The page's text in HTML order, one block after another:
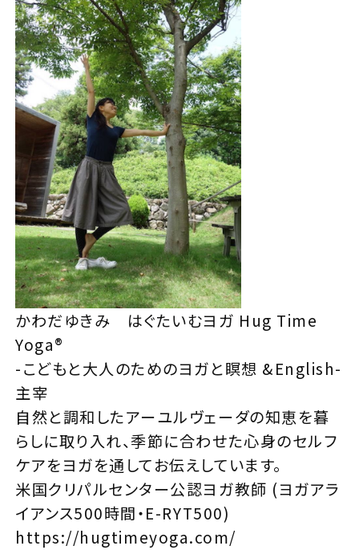
かわだゆきみ はぐたいむヨガ Hug Time
Yoga®︎
-こどもと大人のためのヨガと瞑想 &English-
主宰
自然と調和したアーユルヴェーダの知恵を暮
らしに取り入れ、季節に合わせた心身のセルフ
ケアをヨガを通してお伝えしています。
米国クリパルセンター公認ヨガ教師 (ヨガアラ
イアンス500時間・E-RYT500)
https://hugtimeyoga.com/